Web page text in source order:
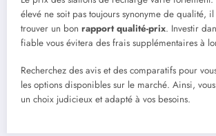
élevé ne soit pas toujours synonyme de qualité,
trouver un bon rapport qualité-prix. Investir
fiable vous évitera des frais supplémentaires à
Recherchez des avis et des comparatifs pour
les options disponibles sur le marché. Ainsi,
un choix judicieux et adapté à vos besoins.